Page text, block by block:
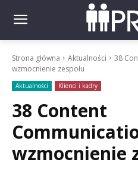
Strona główna Aktualności
38
wzmocnienie zespołu
Aktualności Klienci i kadry
38 Content
wzmocnienie